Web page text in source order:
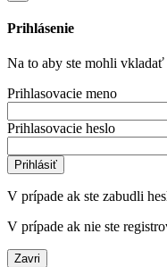
Prihlásenie
Na to aby ste mohli
Prihlasovacie meno
Prihlasovacie heslo
Prihlásiť
V prípade ak ste zabudli
V prípade ak nie ste
Zavri